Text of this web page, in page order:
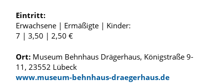
Eintritt:
Erwachsene | Ermäßigte | Kinder:
7 | 3,50 | 2,50 €
Ort: Museum Behnhaus Drägerhaus, Königstraße 9-
11, 23552 Lübeck
www.museum-behnhaus-draegerhaus.de